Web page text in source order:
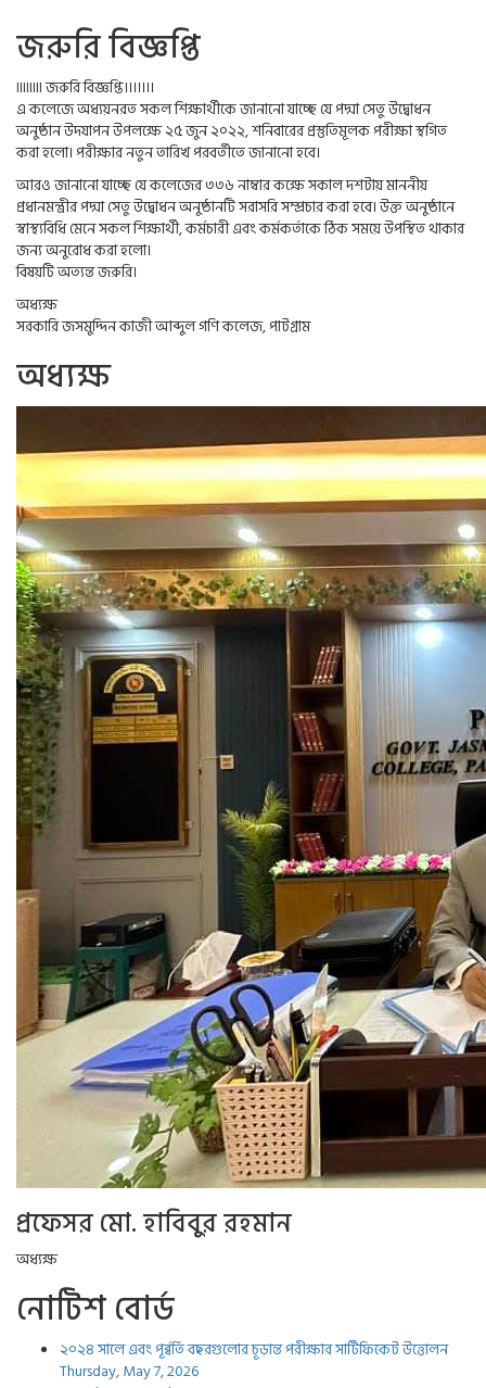
জরুরি বিজ্ঞপ্তি
৷৷৷৷৷৷৷৷ জরুরি বিজ্ঞপ্তি।।।।।।।
এ কলেজে অধ্যয়নরত সকল শিক্ষার্থীকে জানানো যাচ্ছে যে পদ্মা সেতু উদ্বোধন
অনুষ্ঠান উদযাপন উপলক্ষে ২৫ জুন ২০২২, শনিবারের প্রস্তুতিমূলক পরীক্ষা স্থগিত
করা হলো। পরীক্ষার নতুন তারিখ পরবর্তীতে জানানো হবে।
আরও জানানো যাচ্ছে যে কলেজের ৩৩৬ নাম্বার কক্ষে সকাল দশটায় মাননীয়
প্রধানমন্ত্রীর পদ্মা সেতু উদ্বোধন অনুষ্ঠানটি সরাসরি সম্প্রচার করা হবে। উক্ত অনুষ্ঠানে
স্বাস্থ্যবিধি মেনে সকল শিক্ষার্থী, কর্মচারী এবং কর্মকর্তাকে ঠিক সময়ে উপস্থিত থাকার
জন্য অনুরোধ করা হলো।
বিষয়টি অত্যন্ত জরুরি।
অধ্যক্ষ
সরকারি জসমুদ্দিন কাজী আব্দুল গণি কলেজ, পাটগ্রাম
অধ্যক্ষ
প্রফেসর মো. হাবিবুর রহমান
অধ্যক্ষ
নোটিশ বোর্ড
২০২৪ সালে এবং পূর্ব্বর্তি বছরগুলোর চূড়ান্ত পরীক্ষার সার্টিফিকেট উত্তোলন
Thursday, May 7, 2026